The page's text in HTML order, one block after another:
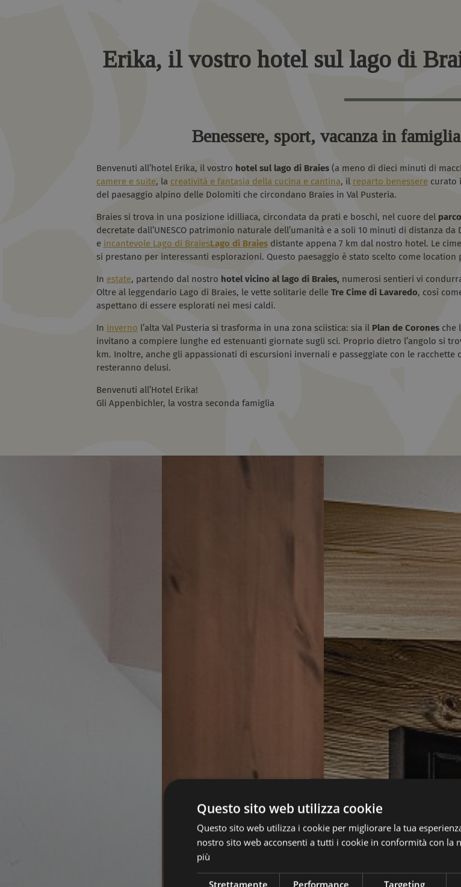
Erika, il vostro hotel sul lago di
Benessere, sport, vacanza in
Benvenuti all’hotel Erika, il vostro hotel sul lago di Braies(a meno di dieci minuti di
camere e suite, la creatività e fantasia della cucina e cantina, il reparto benesserecurato
del paesaggio alpino delle Dolomiti che circondano Braies in Val Pusteria.
Braies si trova in una posizione idilliaca, circondata da prati e boschi, nel cuore del
decretate dall’UNESCO patrimonio naturale dell’umanità e a soli 10 minuti di distanza
e incantevole Lago di BraiesLago di Braiesdistante appena 7 km dal nostro hotel. Le
si prestano per interessanti esplorazioni. Questo paesaggio è stato scelto come location
In estate, partendo dal nostro hotel vicino al lago di Braies, numerosi sentieri vi
Oltre al leggendario Lago di Braies, le vette solitarie delle Tre Cime di Lavaredo, così
aspettano di essere esplorati nei mesi caldi.
In inverno l’alta Val Pusteria si trasforma in una zona sciistica: sia il Plan de Coronesche
invitano a compiere lunghe ed estenuanti giornate sugli sci. Proprio dietro l’angolo si
km. Inoltre, anche gli appassionati di escursioni invernali e passeggiate con le
resteranno delusi.
Benvenuti all’Hotel Erika!
Gli Appenbichler, la vostra seconda famiglia
Questo sito web utilizza cookie
Questo sito web utilizza i cookie per migliorare la tua
nostro sito web acconsenti a tutti i cookie in conformità con la
più
Strettamente
Performance Targeting